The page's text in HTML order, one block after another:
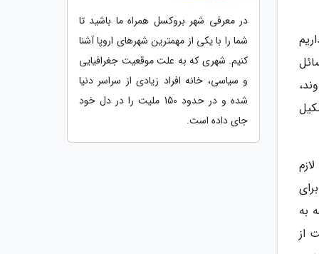
به
از
در معرفی شهر بروکسل همراه ما باشید تا
شما را با یکی از مهمترین شهرهای اروپا آشنا
کنیم. شهری که به علت موقعیت جغرافیایی
و سیاسی، خانه افراد زیادی از سراسر دنیا
شده و در حدود 150 ملیت را در دل خود
جای داده است.